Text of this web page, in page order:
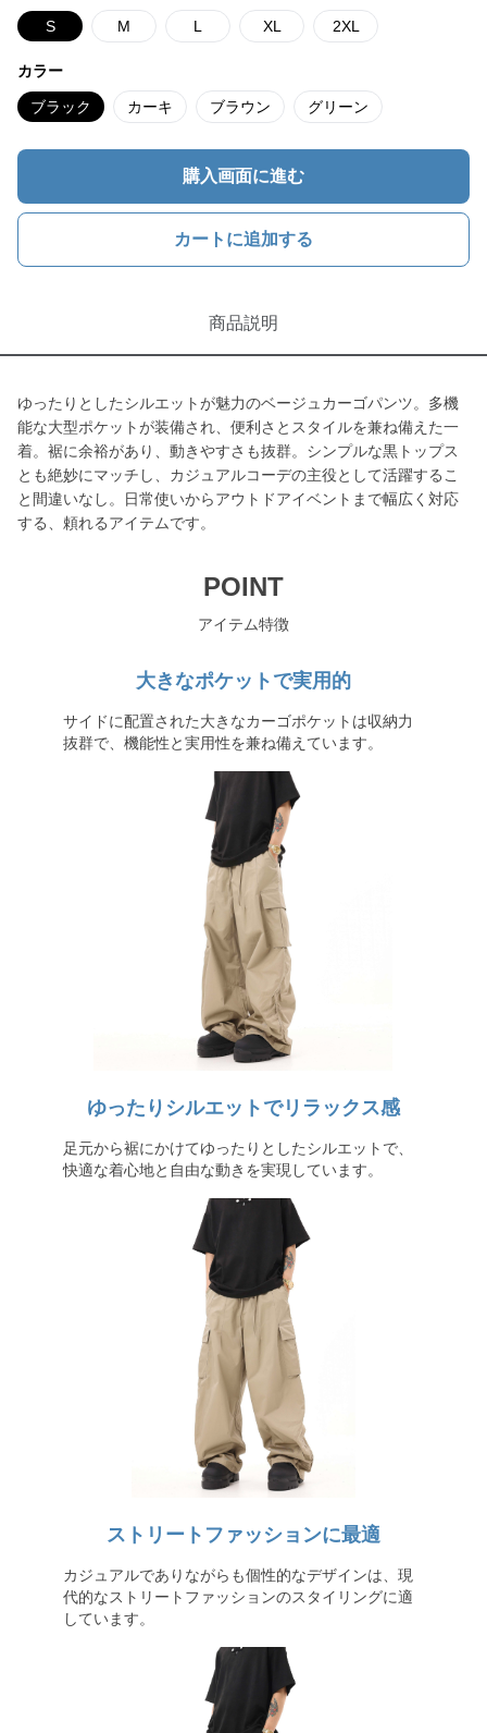
S M L XL 2XL
カラー
ブラック カーキ ブラウン グリーン
購入画面に進む
カートに追加する
商品説明
ゆったりとしたシルエットが魅力のベージュカーゴパンツ。多機
能な大型ポケットが装備され、便利さとスタイルを兼ね備えた一
着。裾に余裕があり、動きやすさも抜群。シンプルな黒トップス
とも絶妙にマッチし、カジュアルコーデの主役として活躍するこ
と間違いなし。日常使いからアウトドアイベントまで幅広く対応
する、頼れるアイテムです。
POINT
アイテム特徴
大きなポケットで実用的
サイドに配置された大きなカーゴポケットは収納力
抜群で、機能性と実用性を兼ね備えています。
ゆったりシルエットでリラックス感
足元から裾にかけてゆったりとしたシルエットで、
快適な着心地と自由な動きを実現しています。
ストリートファッションに最適
カジュアルでありながらも個性的なデザインは、現
代的なストリートファッションのスタイリングに適
しています。